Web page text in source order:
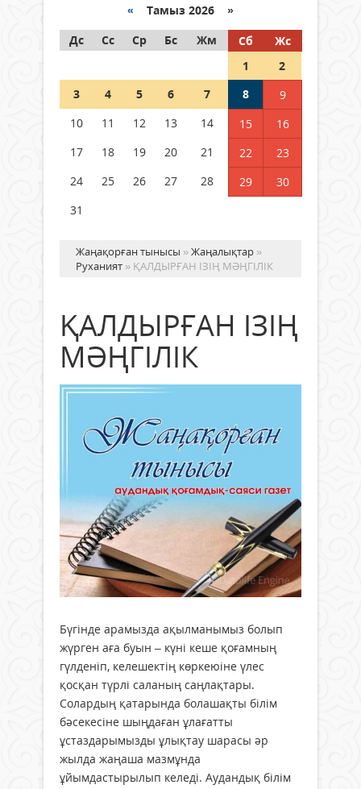
граждане Казахстана,
05 тамыз 2026 ж. 146
Шетелде жүрген Қазақстан
азаматтары қалай дауыс бере
« Тамыз 2026 »
Дс
Сс Ср Бс Жм Сб
Жс
1
2
3
4 5 6 7 8
9
10
11 12 13 14 15
16
17
18 19 20 21 22
23
24
25 26 27 28 29
30
31
Жаңақорған тынысы »Жаңалықтар »
Руханият » ҚАЛДЫРҒАН ІЗІҢ МӘҢГІЛІК
ҚАЛДЫРҒАН ІЗІҢ
МӘҢГІЛІК
Бүгінде арамызда ақылманымыз болып
жүрген аға буын – күні кеше қоғамның
гүлденіп, келешектің көркеюіне үлес
қосқан түрлі саланың саңлақтары.
Солардың қатарында болашақты білім
бәсекесіне шыңдаған ұлағатты
ұстаздарымызды ұлықтау шарасы әр
жылда жаңаша мазмұнда
ұйымдастырылып келеді. Аудандық білім